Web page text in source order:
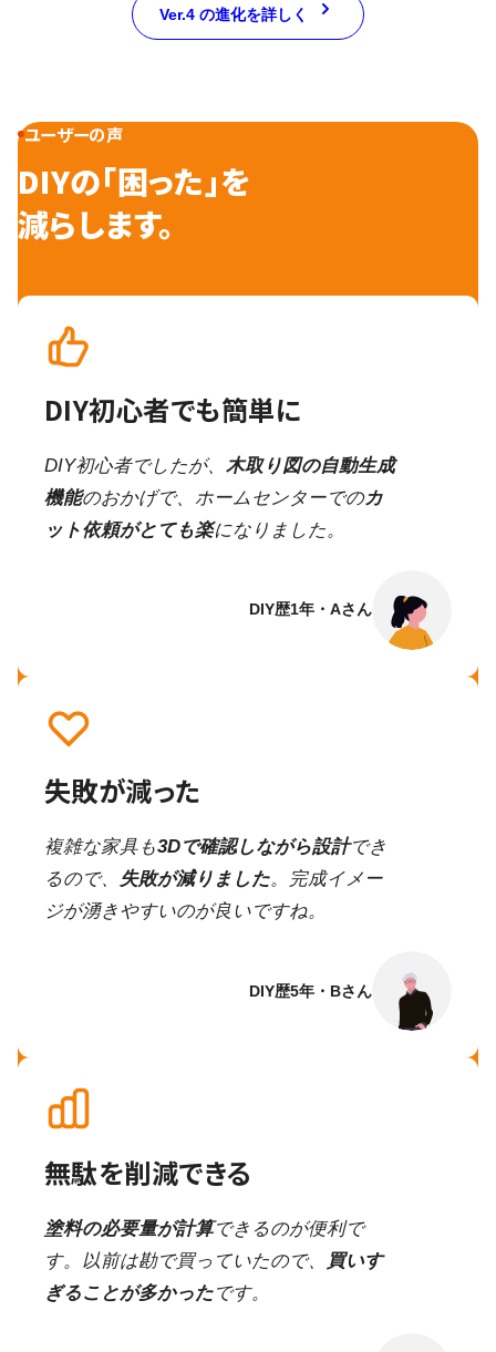
Ver.4 の進化を詳しく
ユーザーの声
DIYの「困った」を
減らします。
DIY初心者でも簡単に
DIY初心者でしたが、 木取り図の自動生成
機能のおかげで、ホームセンターでのカ
ット依頼がとても楽になりました。
DIY歴1年・Aさん
失敗が減った
複雑な家具も3Dで確認しながら設計でき
るので、
失敗が減りました。完成イメー
ジが湧きやすいのが良いですね。
DIY歴5年・Bさん
無駄を削減できる
塗料の必要量が計算できるのが便利で
す。以前は勘で買っていたので、
買いす
ぎることが多かったです。